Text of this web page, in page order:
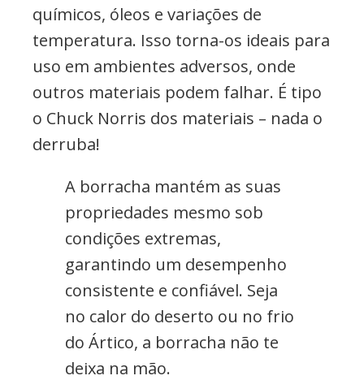
químicos, óleos e variações de
temperatura. Isso torna-os ideais para
uso em ambientes adversos, onde
outros materiais podem falhar. É tipo
o Chuck Norris dos materiais – nada o
derruba!
A borracha mantém as suas
propriedades mesmo sob
condições extremas,
garantindo um desempenho
consistente e confiável. Seja
no calor do deserto ou no frio
do Ártico, a borracha não te
deixa na mão.